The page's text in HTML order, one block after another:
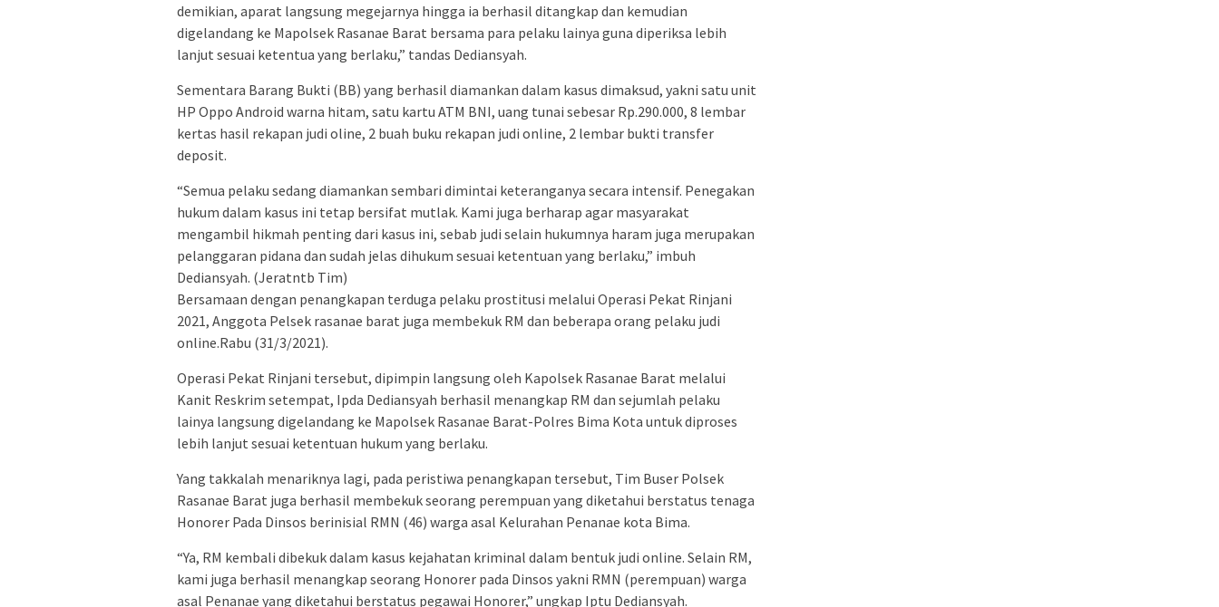
demikian, aparat langsung megejarnya hingga ia berhasil ditangkap dan kemudian
digelandang ke Mapolsek Rasanae Barat bersama para pelaku lainya guna diperiksa lebih
lanjut sesuai ketentua yang berlaku,” tandas Dediansyah.
Sementara Barang Bukti (BB) yang berhasil diamankan dalam kasus dimaksud, yakni satu unit
HP Oppo Android warna hitam, satu kartu ATM BNI, uang tunai sebesar Rp.290.000, 8 lembar
kertas hasil rekapan judi oline, 2 buah buku rekapan judi online, 2 lembar bukti transfer
deposit.
“Semua pelaku sedang diamankan sembari dimintai keteranganya secara intensif. Penegakan
hukum dalam kasus ini tetap bersifat mutlak. Kami juga berharap agar masyarakat
mengambil hikmah penting dari kasus ini, sebab judi selain hukumnya haram juga merupakan
pelanggaran pidana dan sudah jelas dihukum sesuai ketentuan yang berlaku,” imbuh
Dediansyah. (Jeratntb Tim)
Bersamaan dengan penangkapan terduga pelaku prostitusi melalui Operasi Pekat Rinjani
2021, Anggota Pelsek rasanae barat juga membekuk RM dan beberapa orang pelaku judi
online.Rabu (31/3/2021).
Operasi Pekat Rinjani tersebut, dipimpin langsung oleh Kapolsek Rasanae Barat melalui
Kanit Reskrim setempat, Ipda Dediansyah berhasil menangkap RM dan sejumlah pelaku
lainya langsung digelandang ke Mapolsek Rasanae Barat-Polres Bima Kota untuk diproses
lebih lanjut sesuai ketentuan hukum yang berlaku.
Yang takkalah menariknya lagi, pada peristiwa penangkapan tersebut, Tim Buser Polsek
Rasanae Barat juga berhasil membekuk seorang perempuan yang diketahui berstatus tenaga
Honorer Pada Dinsos berinisial RMN (46) warga asal Kelurahan Penanae kota Bima.
“Ya, RM kembali dibekuk dalam kasus kejahatan kriminal dalam bentuk judi online. Selain RM,
kami juga berhasil menangkap seorang Honorer pada Dinsos yakni RMN (perempuan) warga
asal Penanae yang diketahui berstatus pegawai Honorer,” ungkap Iptu Dediansyah.